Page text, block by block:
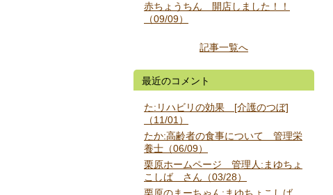
赤ちょうちん 開店しました！！
（09/09）
記事一覧へ
最近のコメント
た:リハビリの効果 [介護のつぼ]
（11/01）
たか:高齢者の食事について 管理栄
養士（06/09）
栗原ホームページ 管理人:まゆちょ
こしば さん（03/28）